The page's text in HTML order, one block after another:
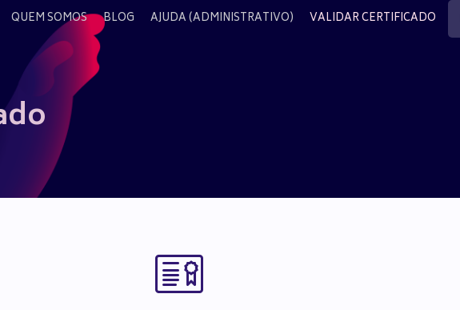
QUEM SOMOS BLOG AJUDA (ADMINISTRATIVO) VALIDAR CERTIFICADO